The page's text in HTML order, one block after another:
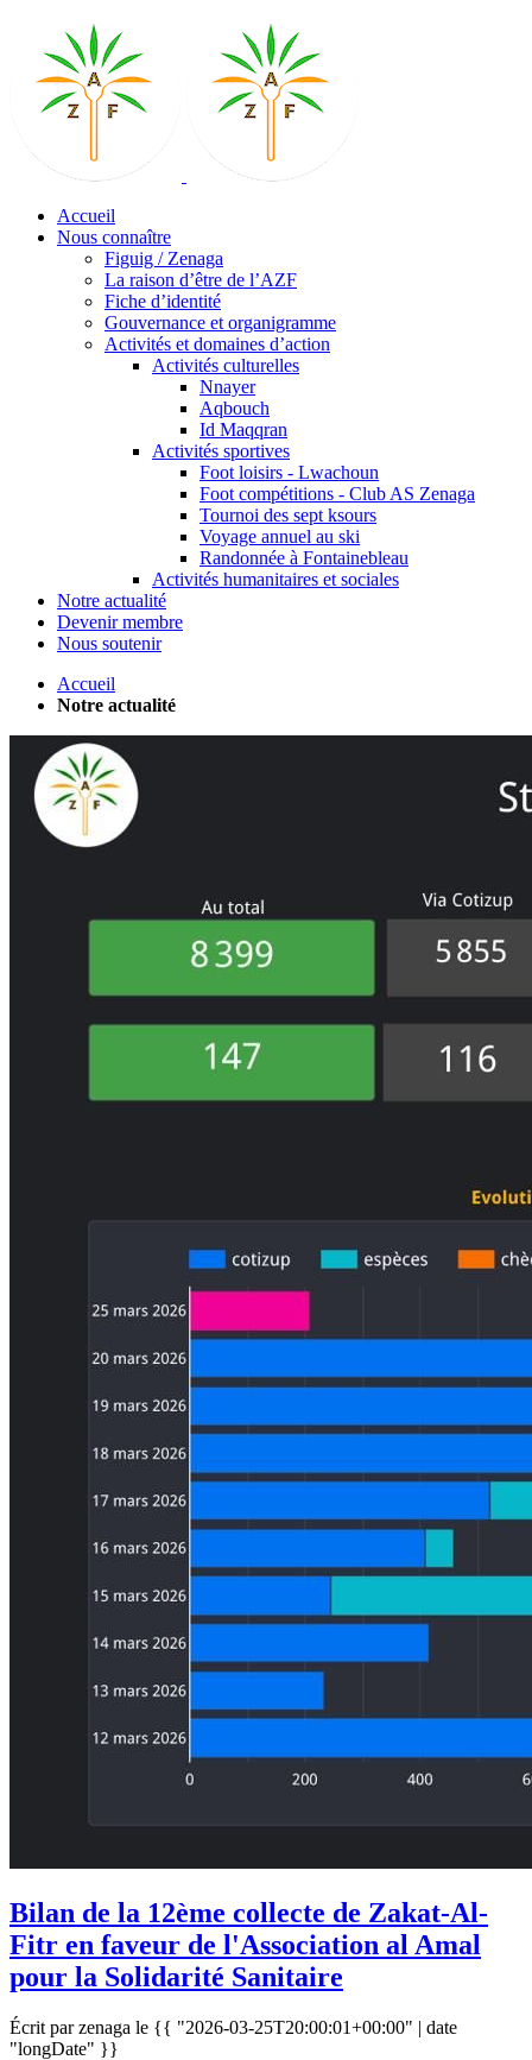
Accueil
Nous connaître
Figuig / Zenaga
La raison d’être de l’AZF
Fiche d’identité
Gouvernance et organigramme
Activités et domaines d’action
Activités culturelles
Nnayer
Aqbouch
Id Maqqran
Activités sportives
Foot loisirs - Lwachoun
Foot compétitions - Club AS Zenaga
Tournoi des sept ksours
Voyage annuel au ski
Randonnée à Fontainebleau
Activités humanitaires et sociales
Notre actualité
Devenir membre
Nous soutenir
Accueil
Notre actualité
Bilan de la 12ème collecte de Zakat-Al-
Fitr en faveur de l'Association al Amal
pour la Solidarité Sanitaire
Écrit par zenaga le {{ "2026-03-25T20:00:01+00:00" | date
"longDate" }}